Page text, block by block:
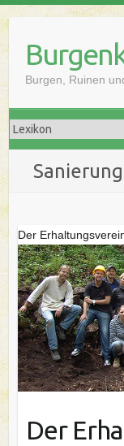
content
Burgen, Ruinen
Der
Der